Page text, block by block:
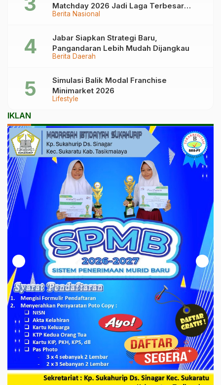
Berita Nasional
Matchday 2026 Jadi Laga Terbesar
Garuda!
Berita Daerah
Jabar Siapkan Strategi Baru,
Pangandaran Lebih Mudah Dijangkau
Lifestyle
Simulasi Balik Modal Franchise
Minimarket 2026
IKLAN